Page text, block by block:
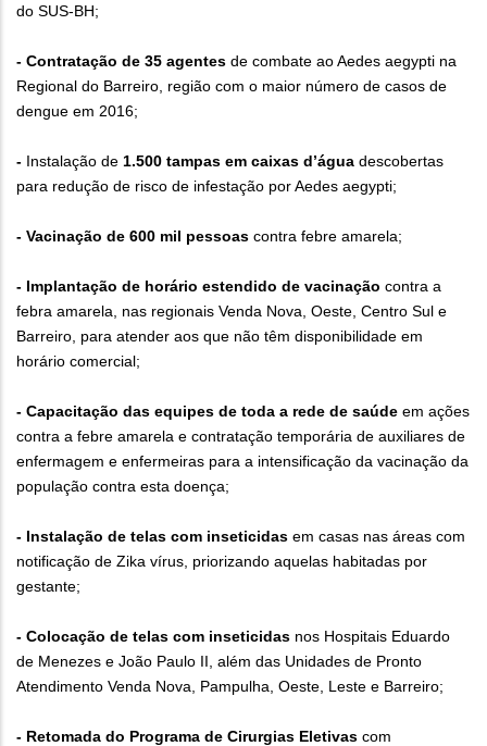
do SUS-BH;
- Contratação de 35 agentes de combate ao Aedes aegypti na
Regional do Barreiro, região com o maior número de casos de
dengue em 2016;
- Instalação de 1.500 tampas em caixas d’água descobertas
para redução de risco de infestação por Aedes aegypti;
- Vacinação de 600 mil pessoas contra febre amarela;
- Implantação de horário estendido de vacinação contra a
febra amarela, nas regionais Venda Nova, Oeste, Centro Sul e
Barreiro, para atender aos que não têm disponibilidade em
horário comercial;
- Capacitação das equipes de toda a rede de saúde em ações
contra a febre amarela e contratação temporária de auxiliares de
enfermagem e enfermeiras para a intensificação da vacinação da
população contra esta doença;
- Instalação de telas com inseticidas em casas nas áreas com
notificação de Zika vírus, priorizando aquelas habitadas por
gestante;
- Colocação de telas com inseticidas nos Hospitais Eduardo
de Menezes e João Paulo II, além das Unidades de Pronto
Atendimento Venda Nova, Pampulha, Oeste, Leste e Barreiro;
- Retomada do Programa de Cirurgias Eletivas com